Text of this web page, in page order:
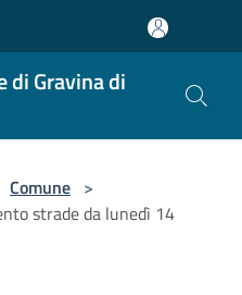
di Gravina di
Comune >
strade da lunedì 14